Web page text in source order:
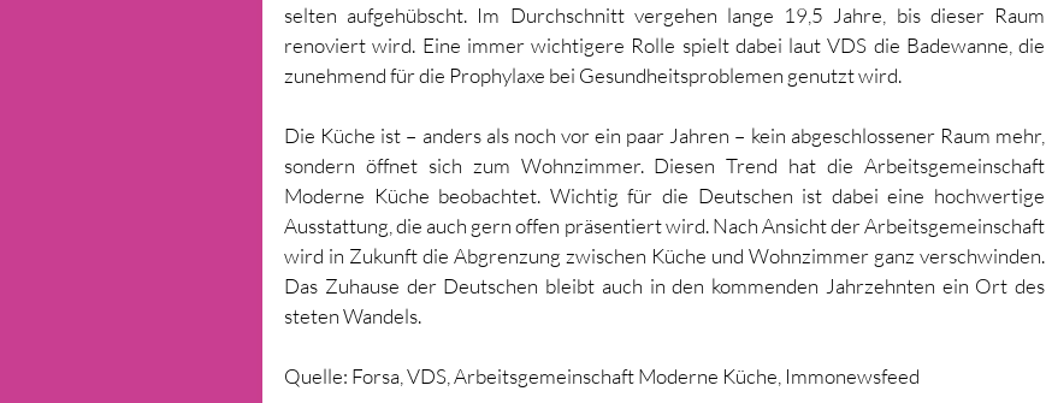
selten aufgehübscht. Im Durchschnitt vergehen lange 19,5 Jahre, bis dieser Raum
renoviert wird. Eine immer wichtigere Rolle spielt dabei laut VDS die Badewanne, die
zunehmend für die Prophylaxe bei Gesundheitsproblemen genutzt wird.
Die Küche ist – anders als noch vor ein paar Jahren – kein abgeschlossener Raum mehr,
sondern öffnet sich zum Wohnzimmer. Diesen Trend hat die Arbeitsgemeinschaft
Moderne Küche beobachtet. Wichtig für die Deutschen ist dabei eine hochwertige
Ausstattung, die auch gern offen präsentiert wird. Nach Ansicht der Arbeitsgemeinschaft
wird in Zukunft die Abgrenzung zwischen Küche und Wohnzimmer ganz verschwinden.
Das Zuhause der Deutschen bleibt auch in den kommenden Jahrzehnten ein Ort des
steten Wandels.
Quelle: Forsa, VDS, Arbeitsgemeinschaft Moderne Küche, Immonewsfeed